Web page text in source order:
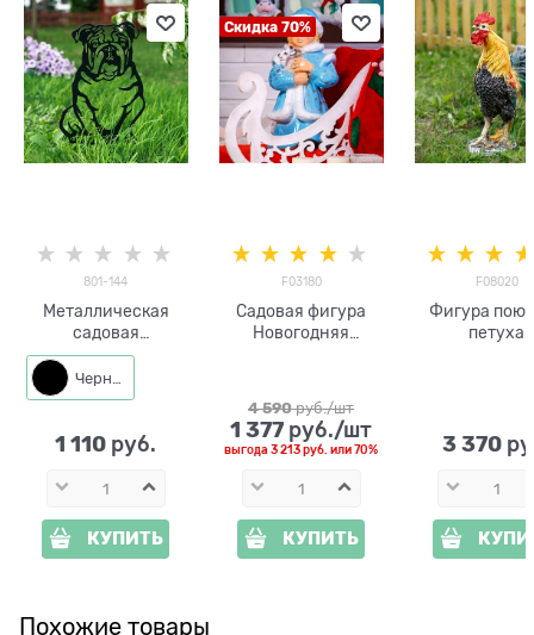
801-144
Металлическая
садовая
декоративная
фигура Собака
1 110 руб.
КУПИТЬ
Скидка 70%
F03180
Садовая фигура
Новогодняя
4 590 руб./шт
1 377 руб./шт
выгода3 213 руб. или70%
КУПИТЬ
F08020
Фигура
петуха
3 370
Похожие товары